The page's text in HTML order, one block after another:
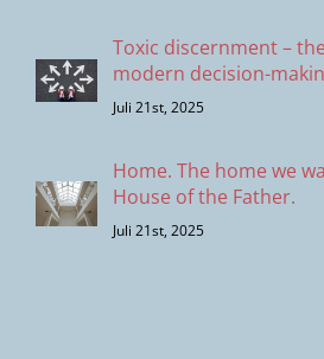
Toxic discernment –
modern decision-
Juli 21st, 2025
Home. The home we
House of the Father.
Juli 21st, 2025